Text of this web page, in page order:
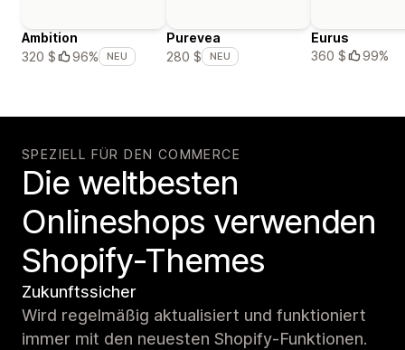
Ambition
320 $
96% NEU
Purevea
280 $
NEU
Eurus
360 $
99%
SPEZIELL FÜR DEN COMMERCE
Die weltbesten
Onlineshops verwenden
Shopify-Themes
Zukunftssicher
Wird regelmäßig aktualisiert und funktioniert
immer mit den neuesten Shopify-Funktionen.